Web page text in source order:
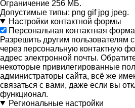
Ограничение 256 МБ.
Допустимые типы: png gif jpg jpeg.
Настройки контактной формы
Персональная контактная форма
Разрешить другим пользователям
через персональную контактную
адрес электронной почты.
некоторые привилегированные
администраторы сайта, всё же
связаться с вами, даже если вы
функционал.
Региональные настройки